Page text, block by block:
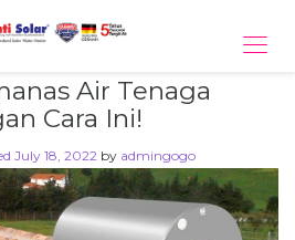
Air Tenaga
Cara Ini!
July 18, 2022 by admingogo